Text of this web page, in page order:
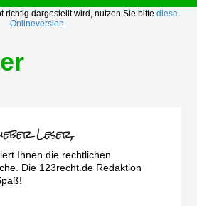
richtig dargestellt wird, nutzen Sie bitte diese
Onlineversion.
Ihnen die rechtlichen
Die 123recht.de Redaktion